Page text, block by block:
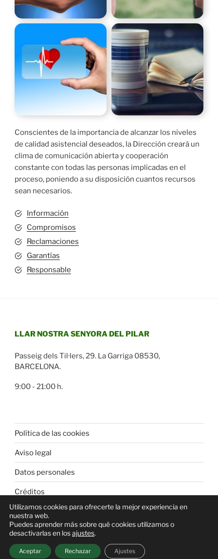
Conscientes de la importancia de alcanzar los niveles
de calidad asistencial deseados, la Dirección creará un
clima de comunicación abierta y cooperación
constante con todas las personas implicadas en el
proceso, poniendo a su disposición cuantos recursos
sean necesarios.
Información
Compromisos
Reclamaciones
Garantías
Responsable
LLAR NOSTRA SENYORA DEL PILAR
Passeig dels Til·lers, 29. La Garriga 08530,
BARCELONA.
9:00 - 21:00 h.
Política de las cookies
Aviso legal
Datos personales
Créditos
Funciona gracias a WordPress
Utilizamos cookies para ofrecerte la mejor experiencia en
nuestra web.
Puedes aprender más sobre qué cookies utilizamos o
desactivarlas en losajustes.
Aceptar Rechazar Ajustes